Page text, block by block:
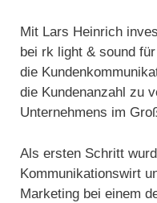
Mit Lars Heinrich
bei rk light & sound
die
die Kundenanzahl zu
Unternehmens im
Als ersten Schritt
Kommunikationswirt
Marketing bei einem